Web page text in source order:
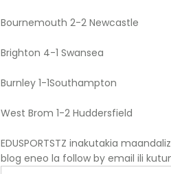
Bournemouth 2-2 Newcastle
Brighton 4-1 Swansea
Burnley 1-1Southampton
West Brom 1-2 Huddersfield
EDUSPORTSTZ inakutakia
blog eneo la follow by email ili